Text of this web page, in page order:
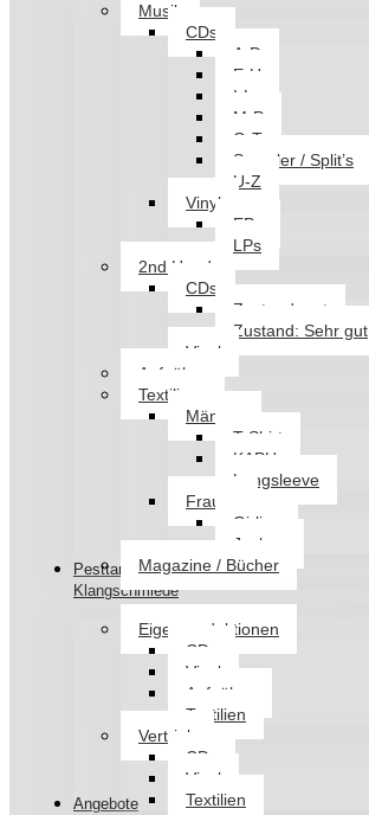
Musik
CDs
A-D
E-H
I-L
M-P
Q-T
Sampler / Split’s
U-Z
Vinyl
EPs
LPs
2nd Hand
CDs
Zustand: gut
Zustand: Sehr gut
Vinyl
Aufnäher
Textilien
Männer
T-Shirt
KAPU
Longsleeve
Frauen
Girlies
Jacken
Magazine / Bücher
Pesttanz
Klangschmiede
Eigenproduktionen
CDs
Vinyl
Aufnäher
Textilien
Vertrieb
CDs
Vinyl
Textilien
Angebote